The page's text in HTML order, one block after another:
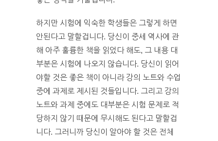
하지만 시험에 익숙한 학생들은 그렇게 하면
안된다고 말할겁니다. 당신이 중세 역사에 관
해 아주 훌륭한 책을 읽었다 해도, 그 내용 대
부분은 시험에 나오지 않습니다. 당신이 읽어
야할 것은 좋은 책이 아니라 강의 노트와 수업
중에 과제로 제시된 것들입니다. 그리고 강의
노트와 과제 중에도 대부분은 시험 문제로 적
당하지 않기 때문에 무시해도 된다고 말할겁
니다. 그러니까 당신이 알아야 할 것은 전체